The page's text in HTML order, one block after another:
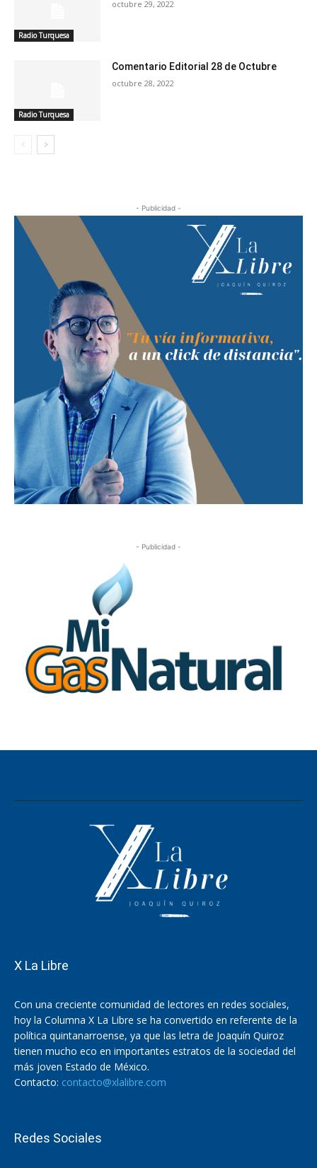
X La Libre
Con una creciente comunidad de lectores en redes sociales,
hoy la Columna X La Libre se ha convertido en referente de la
política quintanarroense, ya que las letra de Joaquín Quiroz
tienen mucho eco en importantes estratos de la sociedad del
más joven Estado de México.
Contacto: contacto@xlalibre.com
Redes Sociales